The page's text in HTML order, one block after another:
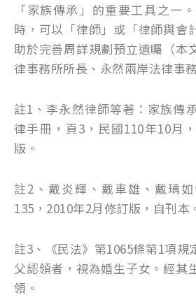
「家族傳承」的重要工具之一
時，可以「律師」或「律師與會
助於完善周詳規劃預立遺囑（本
律事務所所長、永然兩岸法律事
註1、李永然律師等著：家族傳
律手冊，頁3，民國110年10月
版。
註2、戴炎輝、戴車雄、戴瑀
135，2010年2月修訂版，自刊本
註3、《民法》第1065條第1項規
父認領者，視為婚生子女。經其
領。